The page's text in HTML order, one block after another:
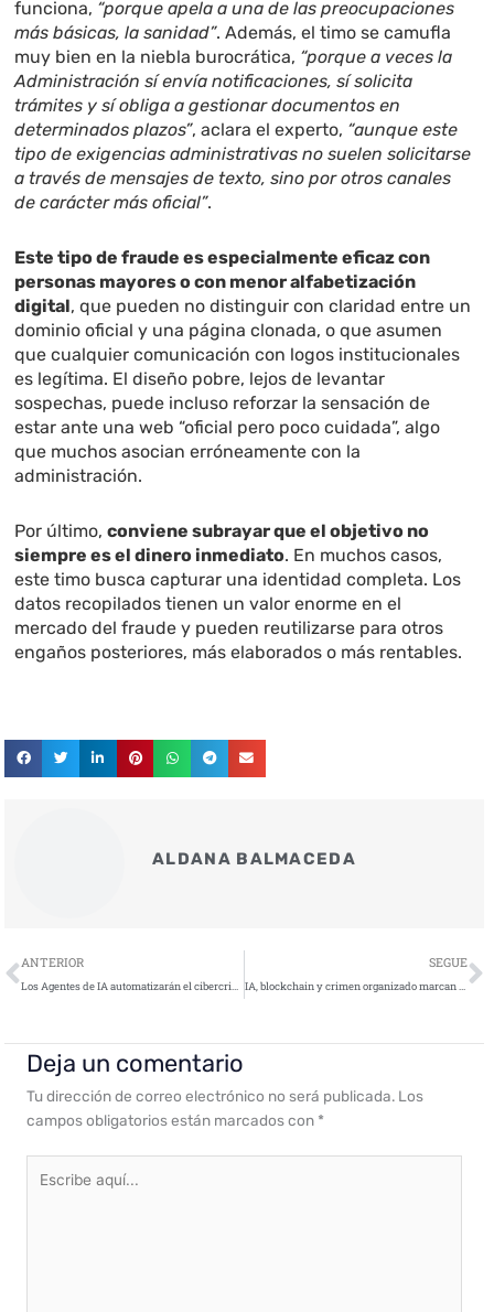
funciona, “porque apela a una de las preocupaciones
más básicas, la sanidad”. Además, el timo se camufla
muy bien en la niebla burocrática, “porque a veces la
Administración sí envía notificaciones, sí solicita
trámites y sí obliga a gestionar documentos en
determinados plazos”, aclara el experto, “aunque este
tipo de exigencias administrativas no suelen solicitarse
a través de mensajes de texto, sino por otros canales
de carácter más oficial”.
Este tipo de fraude es especialmente eficaz con
personas mayores o con menor alfabetización
digital, que pueden no distinguir con claridad entre un
dominio oficial y una página clonada, o que asumen
que cualquier comunicación con logos institucionales
es legítima. El diseño pobre, lejos de levantar
sospechas, puede incluso reforzar la sensación de
estar ante una web “oficial pero poco cuidada”, algo
que muchos asocian erróneamente con la
administración.
Por último,conviene subrayar que el objetivo no
siempre es el dinero inmediato. En muchos casos,
este timo busca capturar una identidad completa. Los
datos recopilados tienen un valor enorme en el
mercado del fraude y pueden reutilizarse para otros
engaños posteriores, más elaborados o más rentables.
ALDANA BALMACEDA
Ant
ANTERIOR
Los Agentes de IA automatizarán el cibercrimen más rápido de lo que la defensa pueda reaccionar
SEGUE
IA, blockchain y crimen organizado marcan la ciberseguridad financiera en 2025
Deja un comentario
Tu dirección de correo electrónico no será publicada. Los
campos obligatorios están marcados con *
aquí...